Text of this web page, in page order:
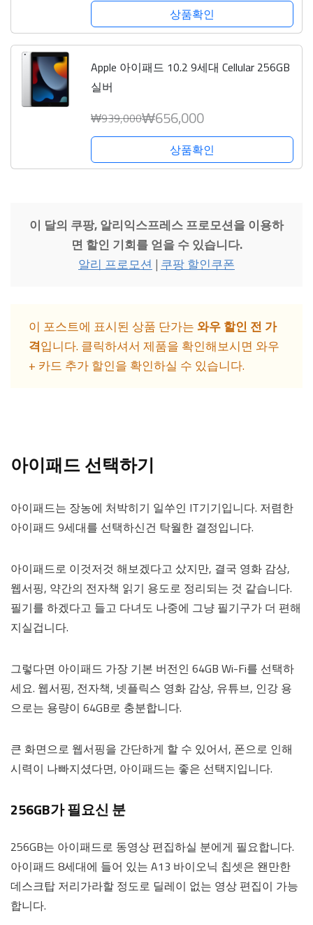
상품확인
Apple 아이패드 10.2 9세대 Cellular 256GB
실버
₩939,000₩656,000
상품확인
이 달의 쿠팡, 알리익스프레스 프로모션을 이용하
면 할인 기회를 얻을 수 있습니다.
알리 프로모션 | 쿠팡 할인쿠폰
이 포스트에 표시된 상품 단가는 와우 할인 전 가
격입니다. 클릭하셔서 제품을 확인해보시면 와우
+ 카드 추가 할인을 확인하실 수 있습니다.
아이패드 선택하기
아이패드는 장농에 처박히기 일쑤인 IT기기입니다. 저렴한
아이패드 9세대를 선택하신건 탁월한 결정입니다.
아이패드로 이것저것 해보겠다고 샀지만, 결국 영화 감상,
웹서핑, 약간의 전자책 읽기 용도로 정리되는 것 같습니다.
필기를 하겠다고 들고 다녀도 나중에 그냥 필기구가 더 편해
지실겁니다.
그렇다면 아이패드 가장 기본 버전인 64GB Wi-Fi를 선택하
세요. 웹서핑, 전자책, 넷플릭스 영화 감상, 유튜브, 인강 용
으로는 용량이 64GB로 충분합니다.
큰 화면으로 웹서핑을 간단하게 할 수 있어서, 폰으로 인해
시력이 나빠지셨다면, 아이패드는 좋은 선택지입니다.
256GB가 필요신 분
256GB는 아이패드로 동영상 편집하실 분에게 필요합니다.
아이패드 8세대에 들어 있는 A13 바이오닉 칩셋은 왠만한
데스크탑 저리가라할 정도로 딜레이 없는 영상 편집이 가능
합니다.